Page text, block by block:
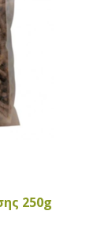
250g